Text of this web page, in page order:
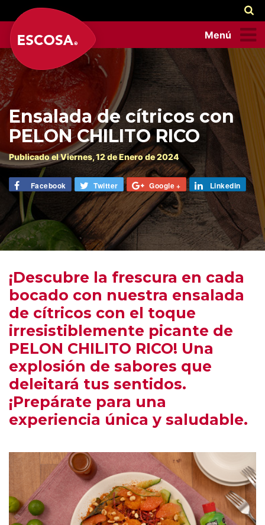
Menú
Ensalada de cítricos con
PELON CHILITO RICO
Publicado elViernes, 12 deEnerode 2024
Facebook Twitter Google + Linkedin
¡Descubre la frescura en cada
bocado con nuestra ensalada
de cítricos con el toque
irresistiblemente picante de
PELON CHILITO RICO! Una
explosión de sabores que
deleitará tus sentidos.
¡Prepárate para una
experiencia única y saludable.